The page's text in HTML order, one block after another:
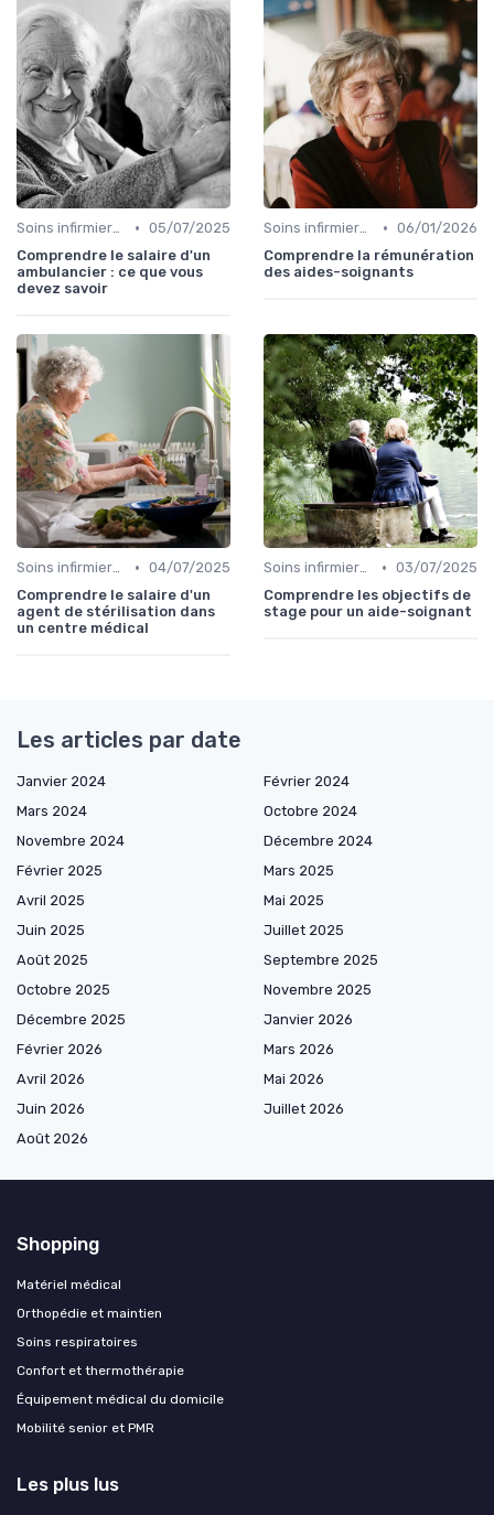
Soins infirmiers à domicile • 05/07/2025
Comprendre le salaire d'un
ambulancier : ce que vous
devez savoir
Soins infirmiers à domicile • 06/01/2026
Comprendre la rémunération
des aides-soignants
Soins infirmiers à domicile • 04/07/2025
Comprendre le salaire d'un
agent de stérilisation dans
un centre médical
Soins infirmiers à domicile • 03/07/2025
Comprendre les objectifs de
stage pour un aide-soignant
Les articles par date
Janvier 2024
Février 2024
Mars 2024
Octobre 2024
Novembre 2024
Décembre 2024
Février 2025
Mars 2025
Avril 2025
Mai 2025
Juin 2025
Juillet 2025
Août 2025
Septembre 2025
Octobre 2025
Novembre 2025
Décembre 2025
Janvier 2026
Février 2026
Mars 2026
Avril 2026
Mai 2026
Juin 2026
Juillet 2026
Août 2026
Shopping
Matériel médical
Orthopédie et maintien
Soins respiratoires
Confort et thermothérapie
Équipement médical du domicile
Mobilité senior et PMR
Les plus lus